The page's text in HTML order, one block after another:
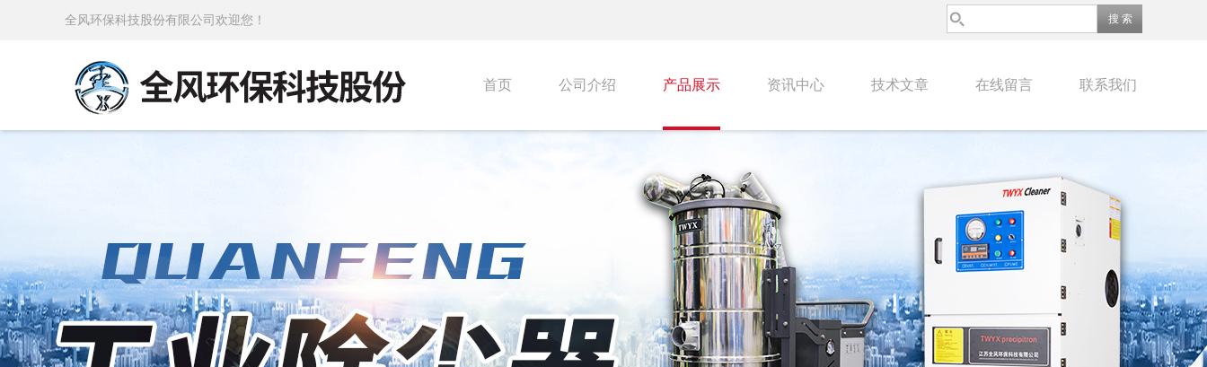
全风环保科技股份有限公司欢迎您！
首页 公司介绍 产品展示 资讯中心 技术文章 在线留言 联系我们